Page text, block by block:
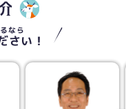
なら
さい！